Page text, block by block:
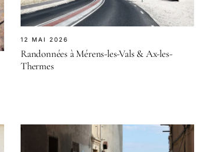
12 MAI 2026
Randonnées à Mérens-les-Vals & Ax-les-
Thermes